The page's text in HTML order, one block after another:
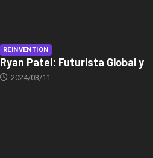
REINVENTION
Ryan Patel: Futurista Global y
2024/03/11